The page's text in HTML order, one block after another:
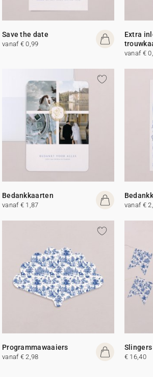
Save the date
vanaf € 0,99
Extra
vanaf €
Bedankkaarten
vanaf € 1,87 vanaf €
Programmawaaiers
vanaf € 2,98
Slingers
€ 16,40